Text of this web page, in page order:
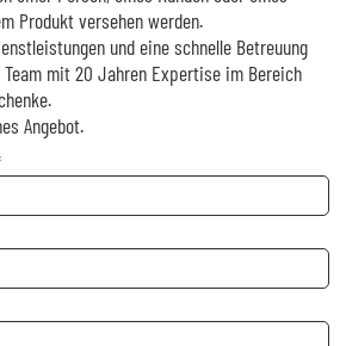
Produkt versehen werden.
und eine schnelle Betreuung
mit 20 Jahren Expertise im Bereich
Angebot.